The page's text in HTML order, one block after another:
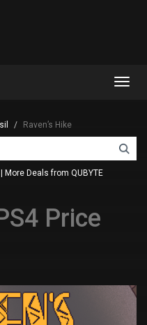
Raven’s Hike
More Deals from QUBYTE
Price